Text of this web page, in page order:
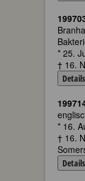
* 25.
† 16.
Details
* 16.
† 16.
Details